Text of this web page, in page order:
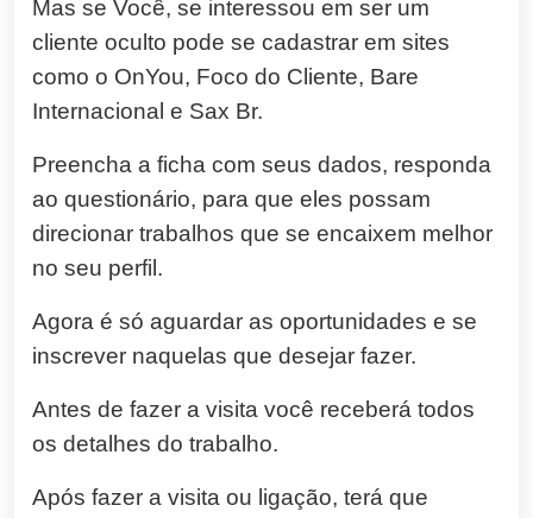
Mas se Você, se interessou em ser um
cliente oculto pode se cadastrar em sites
como o OnYou, Foco do Cliente, Bare
Internacional e Sax Br.
Preencha a ficha com seus dados, responda
ao questionário, para que eles possam
direcionar trabalhos que se encaixem melhor
no seu perfil.
Agora é só aguardar as oportunidades e se
inscrever naquelas que desejar fazer.
Antes de fazer a visita você receberá todos
os detalhes do trabalho.
Após fazer a visita ou ligação, terá que